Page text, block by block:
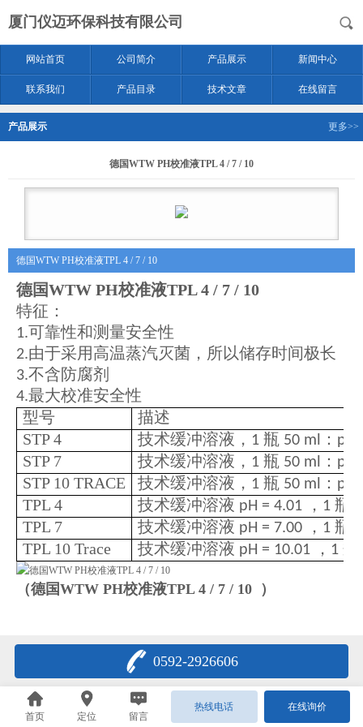
厦门仪迈环保科技有限公司
网站首页 公司简介 产品展示 新闻中心
联系我们 产品目录 技术文章 在线留言
产品展示 更多>>
德国WTW PH校准液TPL 4 / 7 / 10
德国WTW PH校准液TPL 4 / 7 / 10
德国WTW PH校准液TPL 4 / 7 / 10
特征：
1.可靠性和测量安全性
2.由于采用高温蒸汽灭菌，所以储存时间极长
3.不含防腐剂
4.最大校准安全性
型号
描述
STP 4
技术缓冲溶液， 1 瓶 50 ml ： pH
STP 7
技术缓冲溶液， 1 瓶 50 ml ： pH
STP 10 TRACE
技术缓冲溶液， 1 瓶 50 ml ： pH
TPL 4
技术缓冲溶液 pH = 4.01 ， 1 瓶
TPL 7 技术缓冲溶液 pH = 7.00 ， 1 瓶
TPL 10 Trace 技术缓冲溶液 pH = 10.01 ， 1 瓶
（德国WTW PH校准液TPL 4 / 7 / 10 ）
0592-2926606
首页 定位 留言
热线电话 在线询价